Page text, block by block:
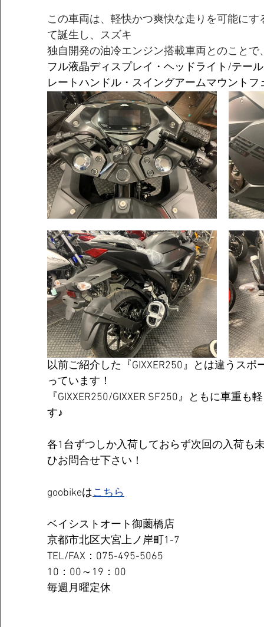
この車両は、軽快かつ爽快な走りを可能に
て誕生し、スズキ
独自開発の油冷エンジン搭載車両とのことで
フル液晶ディスプレイ・ヘッドライト/テー
レートハンドル・スイングアームマウント
以前ご紹介した『GIXXER250』とは違うス
っています！
『GIXXER250/GIXXER SF250』ともに車重
す♪
各1台ずつしか入荷しておらず次回の入荷も
ひお問合せ下さい！
goobikeはこちら
ベイシストオート御薗橋店
京都市北区大宮上ノ岸町1-7
TEL/FAX：075-495-5065
10：00～19：00
毎週月曜定休